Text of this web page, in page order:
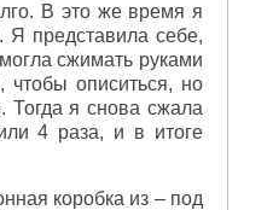
В это же время я
Я представила себе,
сжимать руками
чтобы описиться, но
Тогда я снова сжала
4 раза, и в итоге
коробка из – под